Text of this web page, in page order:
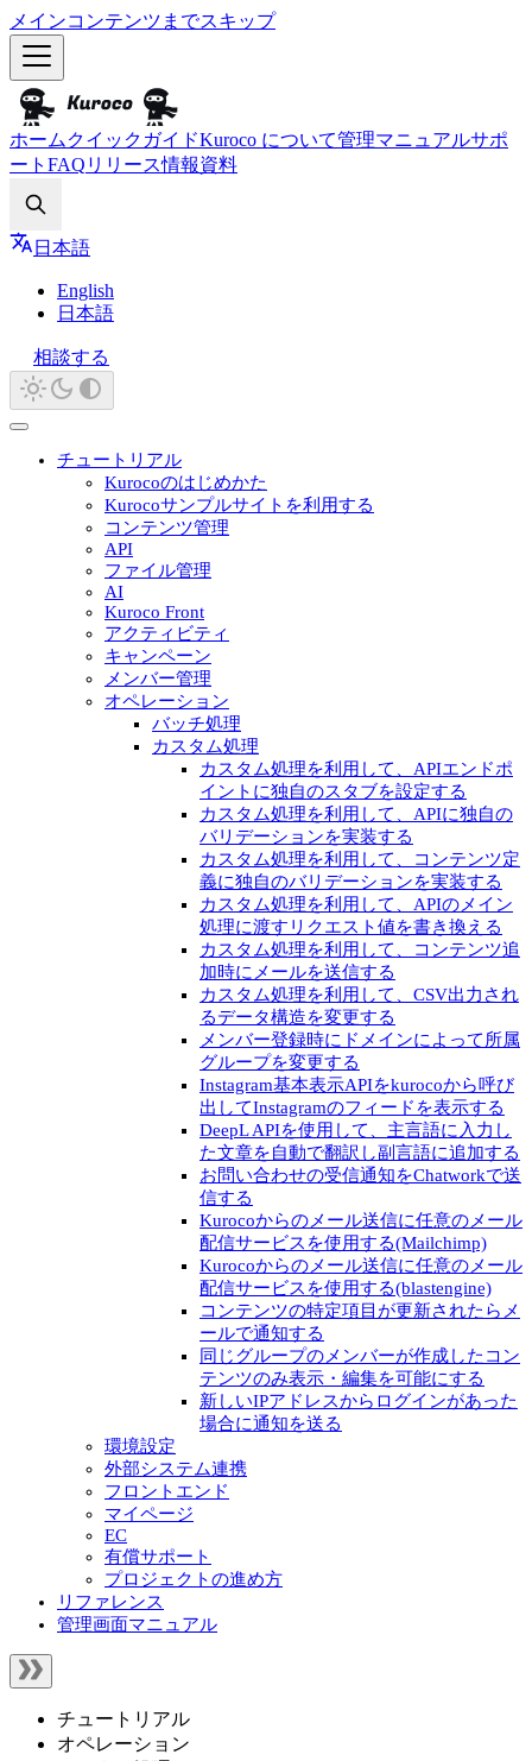
メインコンテンツまでスキップ
ホーム クイックガイドKuroco について管理マニュアルサポ
ート FAQ リリース情報資料
日本語
English
日本語
相談する
チュートリアル
Kurocoのはじめかた
Kurocoサンプルサイトを利用する
コンテンツ管理
API
ファイル管理
AI
Kuroco Front
アクティビティ
キャンペーン
メンバー管理
オペレーション
バッチ処理
カスタム処理
カスタム処理を利用して、APIエンドポ
イントに独自のスタブを設定する
カスタム処理を利用して、APIに独自の
バリデーションを実装する
カスタム処理を利用して、コンテンツ定
義に独自のバリデーションを実装する
カスタム処理を利用して、APIのメイン
処理に渡すリクエスト値を書き換える
カスタム処理を利用して、コンテンツ追
加時にメールを送信する
カスタム処理を利用して、CSV出力され
るデータ構造を変更する
メンバー登録時にドメインによって所属
グループを変更する
Instagram基本表示APIをkurocoから呼び
出してInstagramのフィードを表示する
DeepL APIを使用して、主言語に入力し
た文章を自動で翻訳し副言語に追加する
お問い合わせの受信通知をChatworkで送
信する
Kurocoからのメール送信に任意のメール
配信サービスを使用する(Mailchimp)
Kurocoからのメール送信に任意のメール
配信サービスを使用する(blastengine)
コンテンツの特定項目が更新されたらメ
ールで通知する
同じグループのメンバーが作成したコン
テンツのみ表示・編集を可能にする
新しいIPアドレスからログインがあった
場合に通知を送る
環境設定
外部システム連携
フロントエンド
マイページ
EC
有償サポート
プロジェクトの進め方
リファレンス
管理画面マニュアル
チュートリアル
オペレーション